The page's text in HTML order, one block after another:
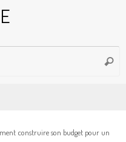
construire son budget pour un